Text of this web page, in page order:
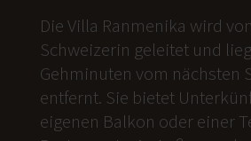
Die Villa Ranmenika wird
Schweizerin geleitet und
Gehminuten vom nächsten
entfernt. Sie bietet
eigenen Balkon oder einer